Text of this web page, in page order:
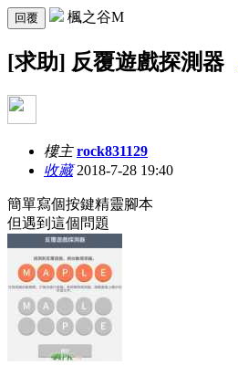
回覆 楓之谷M
[求助] 反覆遊戲探測器
樓主 rock831129
收藏2018-7-28 19:40
簡單寫個按鍵精靈腳本
但遇到這個問題